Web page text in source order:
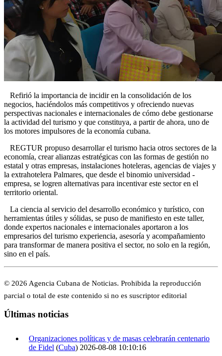
Refirió la importancia de incidir en la consolidación de los
negocios, haciéndolos más competitivos y ofreciendo nuevas
perspectivas nacionales e internacionales de cómo debe gestionarse
la actividad del turismo y que constituya, a partir de ahora, uno de
los motores impulsores de la economía cubana.
REGTUR propuso desarrollar el turismo hacia otros sectores de la
economía, crear alianzas estratégicas con las formas de gestión no
estatal y otras empresas, instalaciones hoteleras, agencias de viajes y
la extrahotelera Palmares, que desde el binomio universidad -
empresa, se logren alternativas para incentivar este sector en el
territorio oriental.
La ciencia al servicio del desarrollo económico y turístico, con
herramientas útiles y sólidas, se puso de manifiesto en este taller,
donde expertos nacionales e internacionales aportaron a los
empresarios del turismo experiencia, asesoría y acompañamiento
para transformar de manera positiva el sector, no solo en la región,
sino en el país.
© 2026 Agencia Cubana de Noticias. Prohibida la reproducción
parcial o total de este contenido si no es suscriptor editorial
Últimas noticias
Organizaciones políticas y de masas celebrarán centenario
de Fidel (Cuba) 2026-08-08 10:10:16